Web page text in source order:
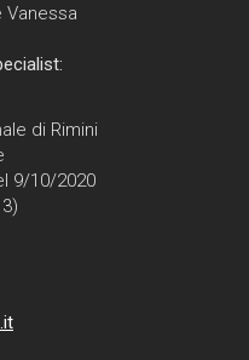
Vanessa
di Rimini
9/10/2020